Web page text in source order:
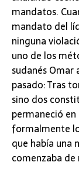
mandatos.
mandato del
ninguna
uno de los
sudanés
pasado: Tras
sino dos
permaneció
formalmente
que había una
comenzaba de